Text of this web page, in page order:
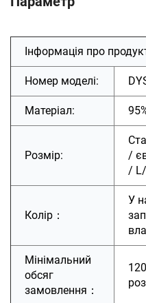
Інформація про
Номер моделі:
Матеріал:
Розмір:
/
/
Колір：
У
Мінімальний
обсяг
замовлення：